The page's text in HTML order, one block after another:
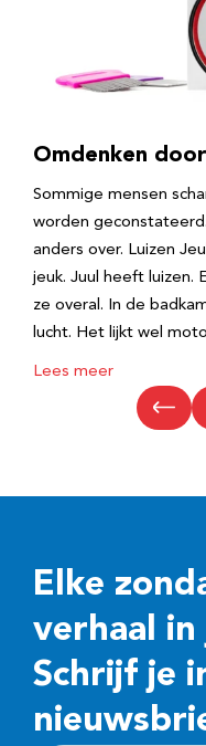
Omdenken
Sommige mensen
worden
anders over. Luizen
jeuk. Juul heeft luizen.
ze overal. In de
lucht. Het lijkt wel
Lees meer
Elke
verhaal in
Schrijf je